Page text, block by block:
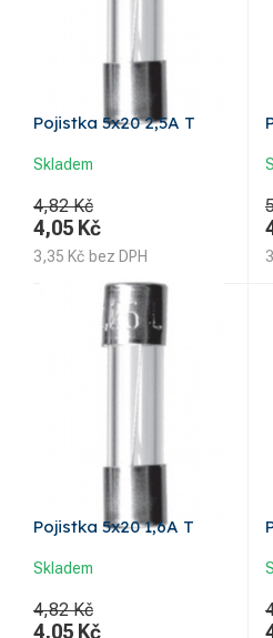
Pojistka 5x20 2,5A T
Skladem
4,82 Kč
4,05 Kč
3,35 Kč bez DPH
Pojistka 5x20 1,6A T
Skladem
4,82 Kč
4,05 Kč